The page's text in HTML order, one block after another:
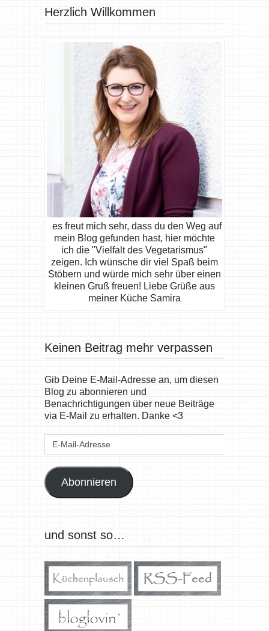
Herzlich Willkommen
es freut mich sehr, dass du den Weg auf
mein Blog gefunden hast, hier möchte
ich die "Vielfalt des Vegetarismus"
zeigen. Ich wünsche dir viel Spaß beim
Stöbern und würde mich sehr über einen
kleinen Gruß freuen! Liebe Grüße aus
meiner Küche Samira
Keinen Beitrag mehr verpassen
Gib Deine E-Mail-Adresse an, um diesen
Blog zu abonnieren und
Benachrichtigungen über neue Beiträge
via E-Mail zu erhalten. Danke <3
E-
Abonnieren
und sonst so…